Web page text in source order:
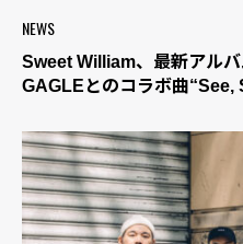
NEWS
Sweet William、最新アル
GAGLEとのコラボ曲“See,